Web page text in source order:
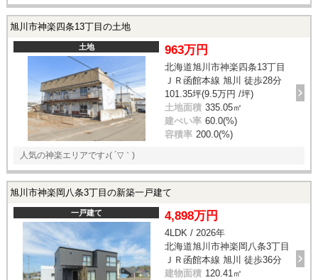
旭川市神楽四条13丁目の土地
土地 963万円
北海道旭川市神楽四条13丁目
ＪＲ函館本線 旭川 徒歩28分
101.35坪(9.5万円 /坪)
土地面積 335.05㎡
建ぺい率 60.0(%)
容積率 200.0(%)
人気の神楽エリアです♪( ´▽｀)
旭川市神楽岡八条3丁目の新築一戸建て
一戸建て 4,898万円
4LDK / 2026年
北海道旭川市神楽岡八条3丁目
ＪＲ函館本線 旭川 徒歩36分
建物面積 120.41㎡